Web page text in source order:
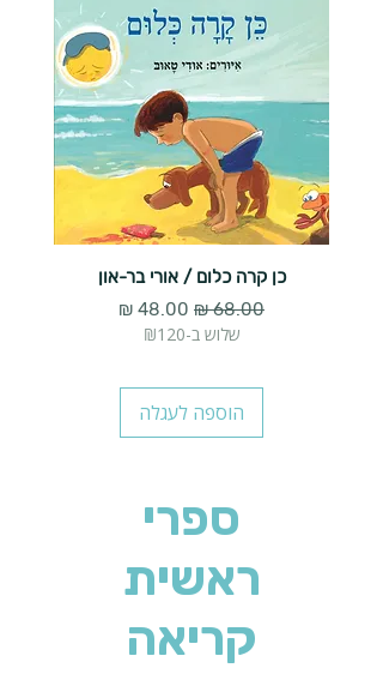
כן קרה כלום / אורי בר-און
מחיר רגיל מחיר מבצע
שלוש ב-₪120
הוספה לעגלה
ספרי
ראשית
קריאה